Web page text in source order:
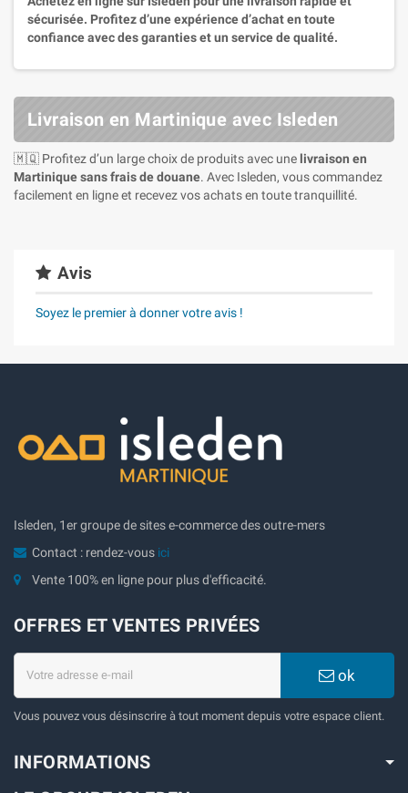
sécurisée. Profitez d’une expérience d’achat en toute
confiance avec des garanties et un service de qualité.
Livraison en Martinique avec Isleden
🇲🇶 Profitez d’un large choix de produits avec une livraison en
Martinique sans frais de douane. Avec Isleden, vous commandez
facilement en ligne et recevez vos achats en toute tranquillité.
Avis
Soyez le premier à donner votre avis !
Isleden, 1er groupe de sites e-commerce des outre-mers
Contact : rendez-vous ici
Vente 100% en ligne pour plus d'efficacité.
OFFRES ET VENTES PRIVÉES
ok
Vous pouvez vous désinscrire à tout moment depuis votre espace client.
INFORMATIONS